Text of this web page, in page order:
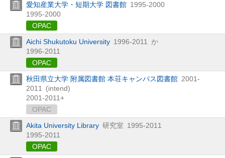
愛知産業大学・短期大学 図書館 1995-2000
1995-2000
OPAC
Aichi Shukutoku University 1996-2011 か
1996-2011
OPAC
秋田県立大学 附属図書館 本荘キャンパス図書館 2001-
2011 (intend)
2001-2011+
OPAC
Akita University Library 研究室 1995-2011
1995-2011
OPAC